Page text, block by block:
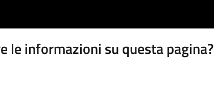
le informazioni su questa pagina?